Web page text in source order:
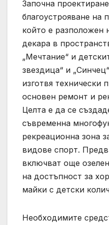
Започна
благоустрояване на
който е разположен
декара в
„Мечтание“ и
звездица“ и
изготвя технически
основен ремонт и
Целта е да се
съвременна
рекреационна зона
видове спорт.
включват още
на достъпност за
майки с детски
Необходимите